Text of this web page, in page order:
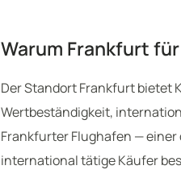
Warum Frankfurt
Der Standort Frankfurt bietet
Wertbeständigkeit,
Frankfurter Flughafen —
international tätige Käufer